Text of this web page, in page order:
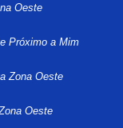
Oeste
Próximo a Mim
Zona Oeste
Oeste